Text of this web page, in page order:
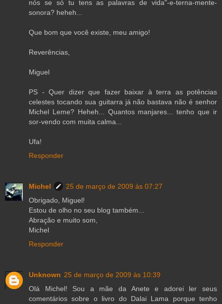
nós se só tu tens as palavras de vida"-e-terna-mente-
sonora? heheh...
Que bom que você existe, meu amigo!
Reverências,
Miguel
PS - Quer dizer que fazer baixar à terra as potências
celestes tocando sua guitarra já não bastava não é senhor
Michel Leme? Heheh... Quantos manjares... tenho que ir
sor-vendo com muita calma...
Ufa!
Responder
Michel
25 de março de 2009 às 07:27
Obrigado, Miguel!
Estou de olho no seu blog também...
Abração e muito som,
Michel
Responder
Unknown 25 de março de 2009 às 10:39
Olá Michel! Sou a mãe da Anete e adorei ler seus
comentários sobre o livro do Dalai Lama porque tenho